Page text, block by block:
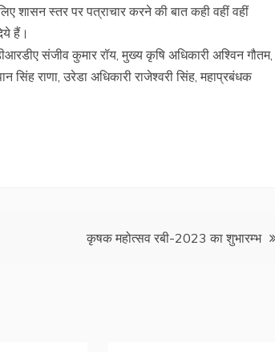
शासन स्तर पर पत्राचार करने की बात कही वहीं वहीं
हैं।
संजीव कुमार रॉय, मुख्य कृषि अधिकारी अश्विन गौतम,
राणा, उरेडा अधिकारी राजेश्वरी सिंह, महाप्रबंधक
कृषक महोत्सव रबी-2023 का शुभारम्भ